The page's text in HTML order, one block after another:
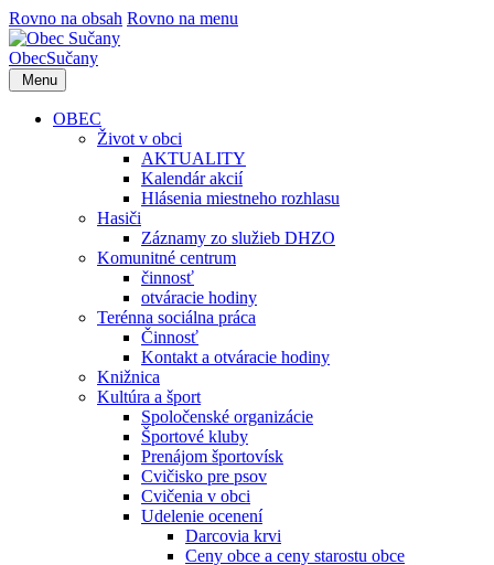
Rovno na obsah Rovno na menu
ObecSučany
Menu
OBEC
Život v obci
AKTUALITY
Kalendár akcií
Hlásenia miestneho rozhlasu
Hasiči
Záznamy zo služieb DHZO
Komunitné centrum
činnosť
otváracie hodiny
Terénna sociálna práca
Činnosť
Kontakt a otváracie hodiny
Knižnica
Kultúra a šport
Spoločenské organizácie
Športové kluby
Prenájom športovísk
Cvičisko pre psov
Cvičenia v obci
Udelenie ocenení
Darcovia krvi
Ceny obce a ceny starostu obce